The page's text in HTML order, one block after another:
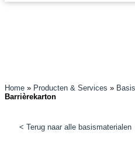
Home » Producten & Services »
Barrièrekarton
< Terug naar alle basismaterialen